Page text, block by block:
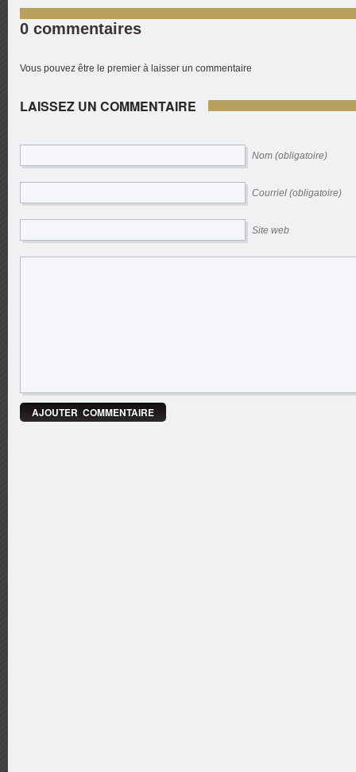
0 commentaires
Vous pouvez être le premier à laisser un commentaire
LAISSEZ UN COMMENTAIRE
Nom (obligatoire)
Courriel (obligatoire)
Site web